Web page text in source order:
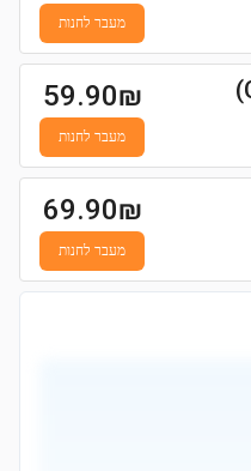
מעבר לחנות
59.90₪
מעבר לחנות
69.90₪
מעבר לחנות